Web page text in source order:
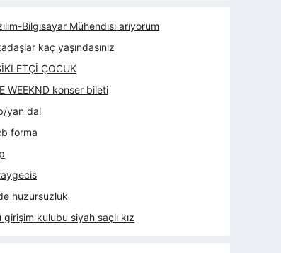
Bilgisayar Mühendisi arıyorum
kaç yaşındasınız
ÇOCUK
WEEKND konser bileti
yan dal
forma
huzursuzluk
girişim kulubu siyah saçlı kız